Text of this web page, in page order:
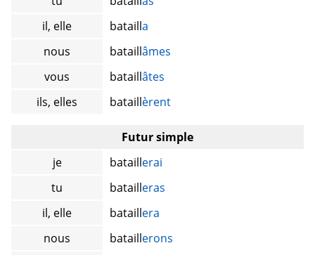
il, elle
batailla
nous
bataillâmes
vous
bataillâtes
ils, elles
bataillèrent
Futur simple
je
bataillerai
tu
batailleras
il, elle
bataillera
nous
bataillerons